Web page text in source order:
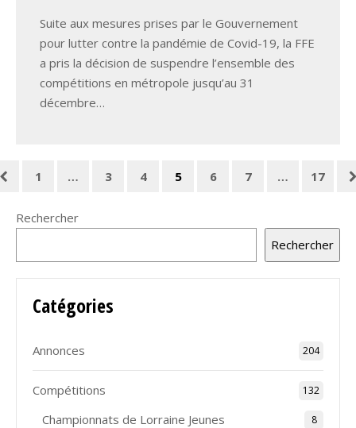
Suite aux mesures prises par le Gouvernement
pour lutter contre la pandémie de Covid-19, la FFE
a pris la décision de suspendre l’ensemble des
compétitions en métropole jusqu’au 31
décembre…
1 … 3 4 5 6 7 … 17
Rechercher
Rechercher
Catégories
Annonces 204
Compétitions 132
Championnats de Lorraine Jeunes 8